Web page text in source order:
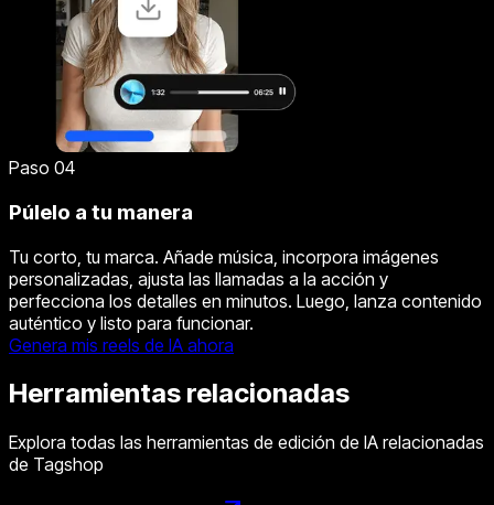
Paso 04
Púlelo a tu manera
Tu corto, tu marca. Añade música, incorpora imágenes
personalizadas, ajusta las llamadas a la acción y
perfecciona los detalles en minutos. Luego, lanza contenido
auténtico y listo para funcionar.
Genera mis reels de IA ahora
Herramientas relacionadas
Explora todas las herramientas de edición de IA relacionadas
de Tagshop